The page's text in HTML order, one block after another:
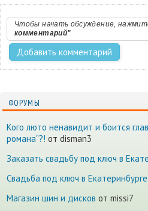
Чтобы начать обсуждение,
комментарий"
ФОРУМЫ
Кого люто ненавидит и боится
романа"?! от disman3
Заказать свадьбу под ключ в
Cвадьба под ключ в Екатеринбурге
Магазин шин и дисков от missi7